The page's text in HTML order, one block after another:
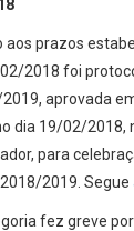
prazos
2018 foi
aprovada
dia 19/02/2018,
para
2019. Segue
fez greve